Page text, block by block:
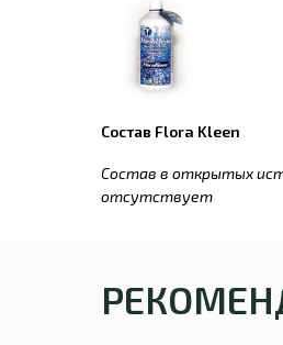
Состав Flora Kleen
Состав в открытых
отсутствует